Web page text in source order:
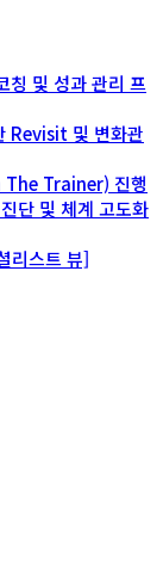
칭 및 성과 관리 프
Revisit 및 변화관
Trainer) 진행
단 및 체계 고도화
리스트 뷰]